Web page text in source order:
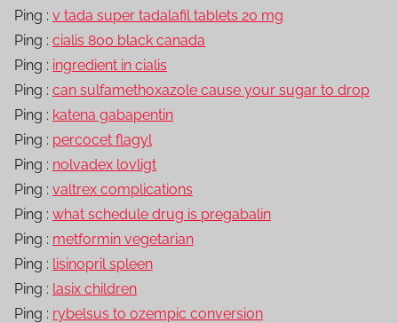
Ping : v tada super tadalafil tablets 20 mg
Ping : cialis 800 black canada
Ping : ingredient in cialis
Ping : can sulfamethoxazole cause your sugar to drop
Ping : katena gabapentin
Ping : percocet flagyl
Ping : nolvadex lovligt
Ping : valtrex complications
Ping : what schedule drug is pregabalin
Ping : metformin vegetarian
Ping : lisinopril spleen
Ping : lasix children
Ping : rybelsus to ozempic conversion